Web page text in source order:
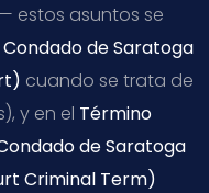
estos asuntos se
de Saratoga
cuando se trata de
y en el Término
de Saratoga
Criminal Term)